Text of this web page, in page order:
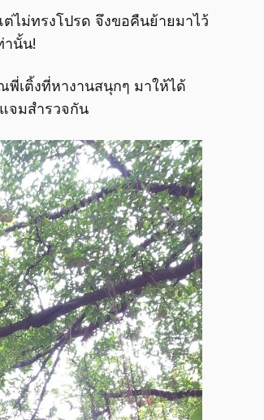
ไม่ทรงโปรด จึงขอคืนย้ายมาไว้
านั้น!
เติ้งที่หางานสนุกๆ มาให้ได้
จมสำรวจกัน